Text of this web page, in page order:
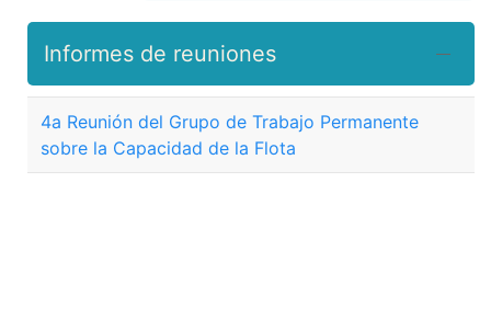
Informes de reuniones
4a Reunión del Grupo de Trabajo Permanente
sobre la Capacidad de la Flota